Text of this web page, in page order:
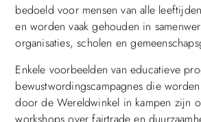
bedoeld voor mensen van alle
en worden vaak gehouden in
organisaties, scholen en
Enkele voorbeelden van educatieve
bewustwordingscampagnes die
door de Wereldwinkel in kampen zijn
workshops over fairtrade en